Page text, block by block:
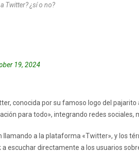
Twitter? ¿sí o no?
19, 2024
conocida por su famoso logo del
para todo», integrando redes sociales,
a la plataforma «Twitter», y los
escuchar directamente a los usuarios